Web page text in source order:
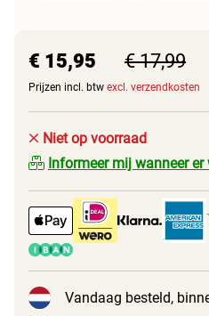
€ 15,95 € 17,99
Prijzen incl. btw excl. verzendkosten
Niet op voorraad
Informeer mij wanneer er
Vandaag besteld,